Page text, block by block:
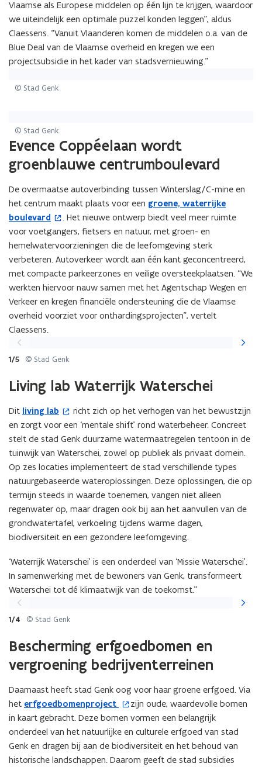
u
w
v
e
n
Vlaamse als Europese middelen op één lijn te krijgen, waardoor
we uiteindelijk een optimale puzzel konden leggen”, aldus
Claessens. “Vanuit Vlaanderen komen de middelen o.a. van de
Blue Deal van de Vlaamse overheid en kregen we een
projectsubsidie in het kader van stadsvernieuwing.”
© Stad Genk
© Stad Genk
Evence Coppéelaan wordt
groenblauwe centrumboulevard
De overmaatse autoverbinding tussen Winterslag/C-mine en
het centrum maakt plaats voor een groene, waterrijke
boulevard
(
o
p
e
n
t
i
n
n
v
n
s
t
e
r
)
. Het nieuwe ontwerp biedt veel meer ruimte
voor voetgangers, fietsers en natuur, met groen- en
hemelwatervoorzieningen die de leefomgeving sterk
verbeteren. Autoverkeer wordt aan één kant geconcentreerd,
met compacte parkeerzones en veilige oversteekplaatsen. “We
werkten hiervoor nauw samen met het Agentschap Wegen en
Verkeer en kregen financiële ondersteuning die de Vlaamse
overheid voorziet voor onthardingsprojecten”, vertelt
Claessens.
Vorige
slide
slide
1/5 © Stad Genk
Living lab Waterrijk Waterschei
Dit living lab
(
o
p
e
n
t
i
n
n
i
u
w
v
t
e
)
richt zich op het verhogen van het bewustzijn
en zorgt voor een ‘mentale shift’ rond waterbeheer. Concreet
stelt de stad Genk duurzame watermaatregelen tentoon in de
tuinwijk van Waterschei, zowel op publiek als privaat domein.
Op zes locaties implementeert de stad verschillende types
natuurgebaseerde wateroplossingen. Deze oplossingen, die op
termijn steeds in waarde toenemen, vangen niet alleen
regenwater op, maar dragen ook bij aan het aanvullen van de
grondwatertafel, verkoeling tijdens warme dagen,
biodiversiteit en een gezondere leefomgeving.
‘Waterrijk Waterschei’ is een onderdeel van ‘Missie Waterschei’.
In samenwerking met de bewoners van Genk, transformeert
Waterschei tot dé klimaatwijk van de toekomst.”
Vorige
slide
slide
1/4 © Stad Genk
Bescherming erfgoedbomen en
vergroening bedrijventerreinen
Daarnaast heeft stad Genk oog voor haar groene erfgoed. Via
het erfgoedbomenproject
(
o
p
e
n
zijn oude, waardevolle bomen
in kaart gebracht. Deze bomen vormen een belangrijk
onderdeel van het natuurlijke en culturele erfgoed van stad
Genk en dragen bij aan de biodiversiteit en het behoud van
historische landschappen. Daarom geeft de stad subsidies